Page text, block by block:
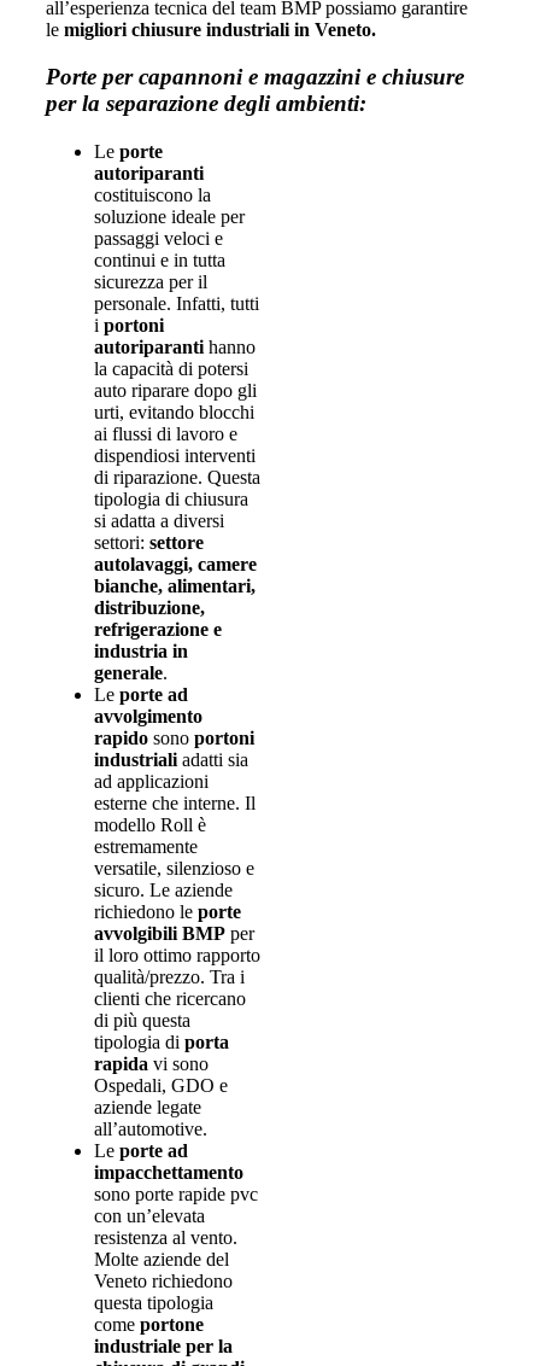
all’esperienza tecnica del team BMP possiamo garantire
le migliori chiusure industriali in Veneto.
Porte per capannoni e magazzini e chiusure
per la separazione degli ambienti:
Le porte
autoriparanti
costituiscono la
soluzione ideale per
passaggi veloci e
continui e in tutta
sicurezza per il
personale. Infatti, tutti
i portoni
autoriparanti hanno
la capacità di potersi
auto riparare dopo gli
urti, evitando blocchi
ai flussi di lavoro e
dispendiosi interventi
di riparazione. Questa
tipologia di chiusura
si adatta a diversi
settori: settore
autolavaggi, camere
bianche, alimentari,
distribuzione,
refrigerazione e
industria in
generale.
Le porte ad
avvolgimento
rapido sono portoni
industriali adatti sia
ad applicazioni
esterne che interne. Il
modello Roll è
estremamente
versatile, silenzioso e
sicuro. Le aziende
richiedono le porte
avvolgibili BMP per
il loro ottimo rapporto
qualità/prezzo. Tra i
clienti che ricercano
di più questa
tipologia di porta
rapida vi sono
Ospedali, GDO e
aziende legate
all’automotive.
Le porte ad
impacchettamento
sono porte rapide pvc
con un’elevata
resistenza al vento.
Molte aziende del
Veneto richiedono
questa tipologia
come portone
industriale per la